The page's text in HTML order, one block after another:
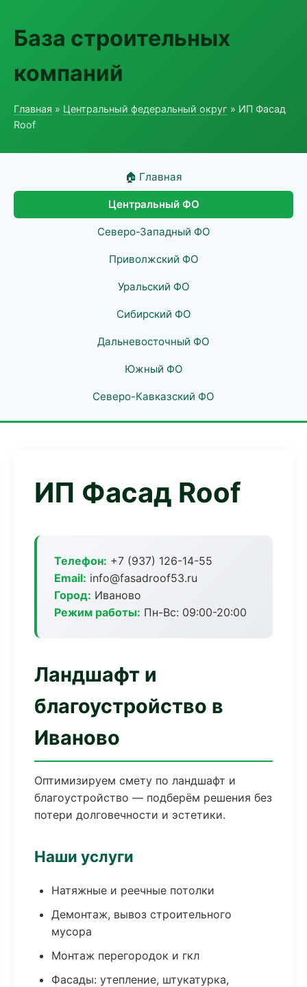
База строительных
компаний
Главная » Центральный федеральный округ » ИП Фасад
Roof
🏠 Главная
Центральный ФО
Северо-Западный ФО
Приволжский ФО
Уральский ФО
Сибирский ФО
Дальневосточный ФО
Южный ФО
Северо-Кавказский ФО
ИП Фасад Roof
Телефон: +7 (937) 126-14-55
Email: info@fasadroof53.ru
Город: Иваново
Режим работы: Пн-Вс: 09:00-20:00
Ландшафт и
благоустройство в
Иваново
Оптимизируем смету по ландшафт и
благоустройство — подберём решения без
потери долговечности и эстетики.
Наши услуги
Натяжные и реечные потолки
Демонтаж, вывоз строительного
мусора
Монтаж перегородок и гкл
Фасады: утепление, штукатурка,